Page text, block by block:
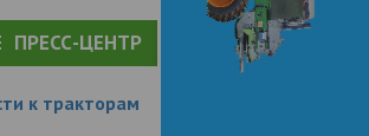
ПРЕСС-ЦЕНТР
к тракторам